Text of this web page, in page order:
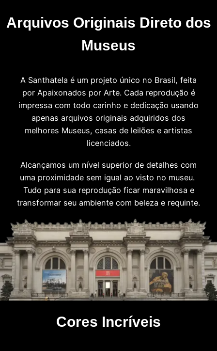
Arquivos Originais Direto dos
Museus
A Santhatela é um projeto único no Brasil, feita
por Apaixonados por Arte. Cada reprodução é
impressa com todo carinho e dedicação usando
apenas arquivos originais adquiridos dos
melhores Museus, casas de leilões e artistas
licenciados.
Alcançamos um nível superior de detalhes com
uma proximidade sem igual ao visto no museu.
Tudo para sua reprodução ficar maravilhosa e
transformar seu ambiente com beleza e requinte.
Cores Incríveis